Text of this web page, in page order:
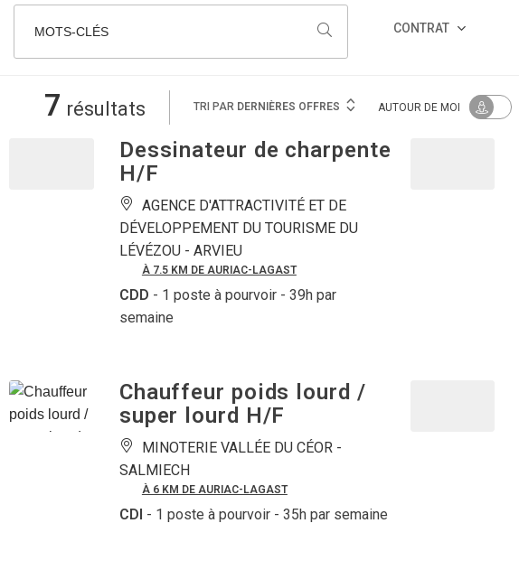
MOTS-CLÉS CONTRAT
7 résultats TRI PAR DERNIÈRES OFFRES AUTOUR DE MOI
Dessinateur de charpente
H/F
AGENCE D'ATTRACTIVITÉ ET DE
DÉVELOPPEMENT DU TOURISME DU
LÉVÉZOU - ARVIEU
À 7.5 KM DE AURIAC-LAGAST
CDD - 1 poste à pourvoir - 39h par
semaine
Chauffeur poids lourd /
super lourd H/F
MINOTERIE VALLÉE DU CÉOR -
SALMIECH
À 6 KM DE AURIAC-LAGAST
CDI - 1 poste à pourvoir - 35h par semaine